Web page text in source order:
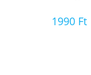
1990 Ft